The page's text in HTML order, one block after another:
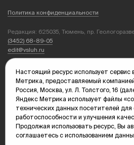
Политика конфиденциальности
Редакция: 625035, Тюмень, пр.
(3452) 68-89-05
edit@vsluh.ru
kika@vsluh.ru
По вопросам рекламы:
(3452) 68-89-78
kotovaev@sibinformburo.ru
mim@vsluh.ru
Настоящий ресурс использует сервис
Метрика, предоставляемый
Россия, Москва, ул. Л. Толстого, 16
Яндекс Метрика использует файлы
технических данных посетителей для
работоспособности и улучшения
Продолжая использовать ресурс, Вы
соглашаетесь с использованием